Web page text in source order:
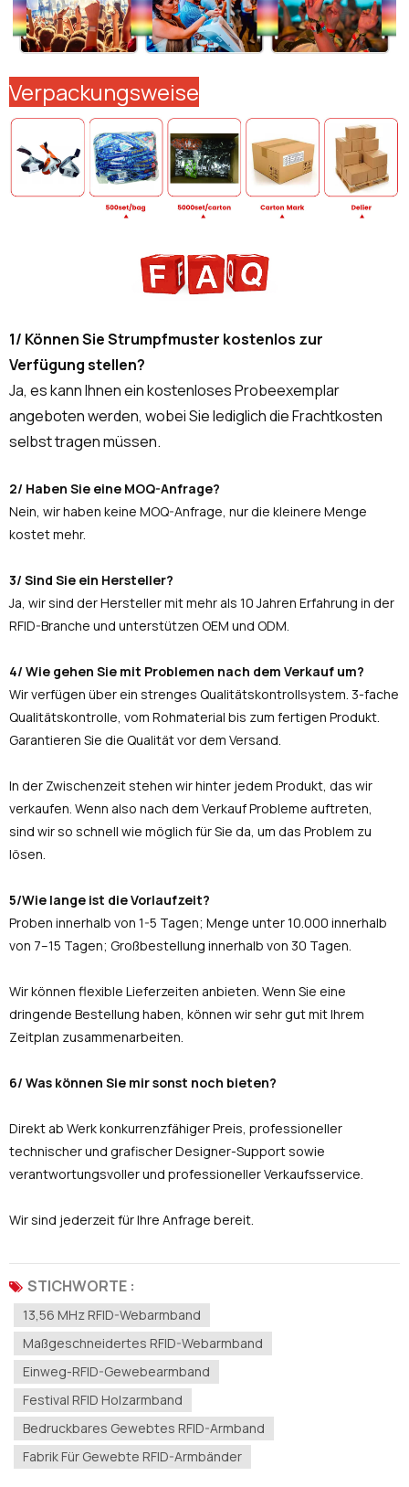
Verpackungsweise
1/ Können Sie Strumpfmuster kostenlos zur
Verfügung stellen?
Ja, es kann Ihnen ein kostenloses Probeexemplar
angeboten werden, wobei Sie lediglich die Frachtkosten
selbst tragen müssen.
2/ Haben Sie eine MOQ-Anfrage?
Nein, wir haben keine MOQ-Anfrage, nur die kleinere Menge
kostet mehr.
3/ Sind Sie ein Hersteller?
Ja, wir sind der Hersteller mit mehr als 10 Jahren Erfahrung in der
RFID-Branche und unterstützen OEM und ODM.
4/ Wie gehen Sie mit Problemen nach dem Verkauf um?
Wir verfügen über ein strenges Qualitätskontrollsystem. 3-fache
Qualitätskontrolle, vom Rohmaterial bis zum fertigen Produkt.
Garantieren Sie die Qualität vor dem Versand.
In der Zwischenzeit stehen wir hinter jedem Produkt, das wir
verkaufen. Wenn also nach dem Verkauf Probleme auftreten,
sind wir so schnell wie möglich für Sie da, um das Problem zu
lösen.
5/Wie lange ist die Vorlaufzeit?
Proben innerhalb von 1-5 Tagen; Menge unter 10.000 innerhalb
von 7–15 Tagen; Großbestellung innerhalb von 30 Tagen.
Wir können flexible Lieferzeiten anbieten. Wenn Sie eine
dringende Bestellung haben, können wir sehr gut mit Ihrem
Zeitplan zusammenarbeiten.
6/ Was können Sie mir sonst noch bieten?
Direkt ab Werk konkurrenzfähiger Preis, professioneller
technischer und grafischer Designer-Support sowie
verantwortungsvoller und professioneller Verkaufsservice.
Wir sind jederzeit für Ihre Anfrage bereit.
STICHWORTE :
13,56 MHz RFID-Webarmband
Maßgeschneidertes RFID-Webarmband
Einweg-RFID-Gewebearmband
Festival RFID Holzarmband
Bedruckbares Gewebtes RFID-Armband
Fabrik Für Gewebte RFID-Armbänder